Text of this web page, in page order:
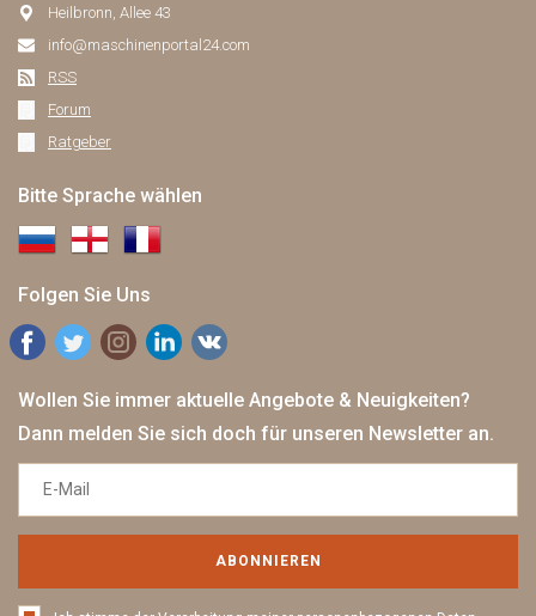
Heilbronn, Allee 43
info@maschinenportal24.сom
RSS
Forum
Ratgeber
Bitte Sprache wählen
Folgen Sie Uns
Wollen Sie immer aktuelle Angebote & Neuigkeiten?
Dann melden Sie sich doch für unseren Newsletter an.
ABONNIEREN